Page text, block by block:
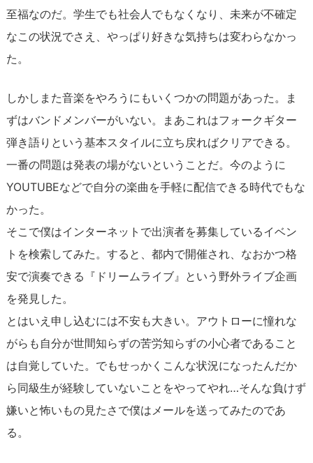
至福なのだ。学生でも社会人でもなくなり、未来が不確定
なこの状況でさえ、やっぱり好きな気持ちは変わらなかっ
た。
しかしまた音楽をやろうにもいくつかの問題があった。ま
ずはバンドメンバーがいない。まあこれはフォークギター
弾き語りという基本スタイルに立ち戻ればクリアできる。
一番の問題は発表の場がないということだ。今のように
YOUTUBEなどで自分の楽曲を手軽に配信できる時代でもな
かった。
そこで僕はインターネットで出演者を募集しているイベン
トを検索してみた。すると、都内で開催され、なおかつ格
安で演奏できる『ドリームライブ』という野外ライブ企画
を発見した。
とはいえ申し込むには不安も大きい。アウトローに憧れな
がらも自分が世間知らずの苦労知らずの小心者であること
は自覚していた。でもせっかくこんな状況になったんだか
ら同級生が経験していないことをやってやれ…そんな負けず
嫌いと怖いもの見たさで僕はメールを送ってみたのであ
る。